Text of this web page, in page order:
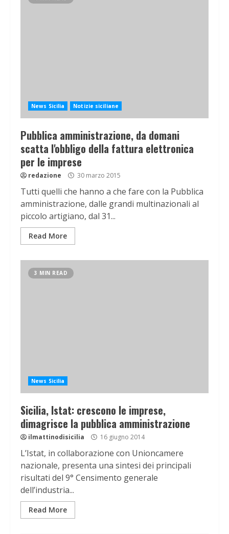
News Sicilia Notizie siciliane
Pubblica amministrazione, da domani
scatta l'obbligo della fattura elettronica
per le imprese
redazione 30 marzo 2015
Tutti quelli che hanno a che fare con la Pubblica
amministrazione, dalle grandi multinazionali al
piccolo artigiano, dal 31...
Read More
3 MIN READ
News Sicilia
Sicilia, Istat: crescono le imprese,
dimagrisce la pubblica amministrazione
ilmattinodisicilia 16 giugno 2014
L’Istat, in collaborazione con Unioncamere
nazionale, presenta una sintesi dei principali
risultati del 9° Censimento generale
dell’industria...
Read More